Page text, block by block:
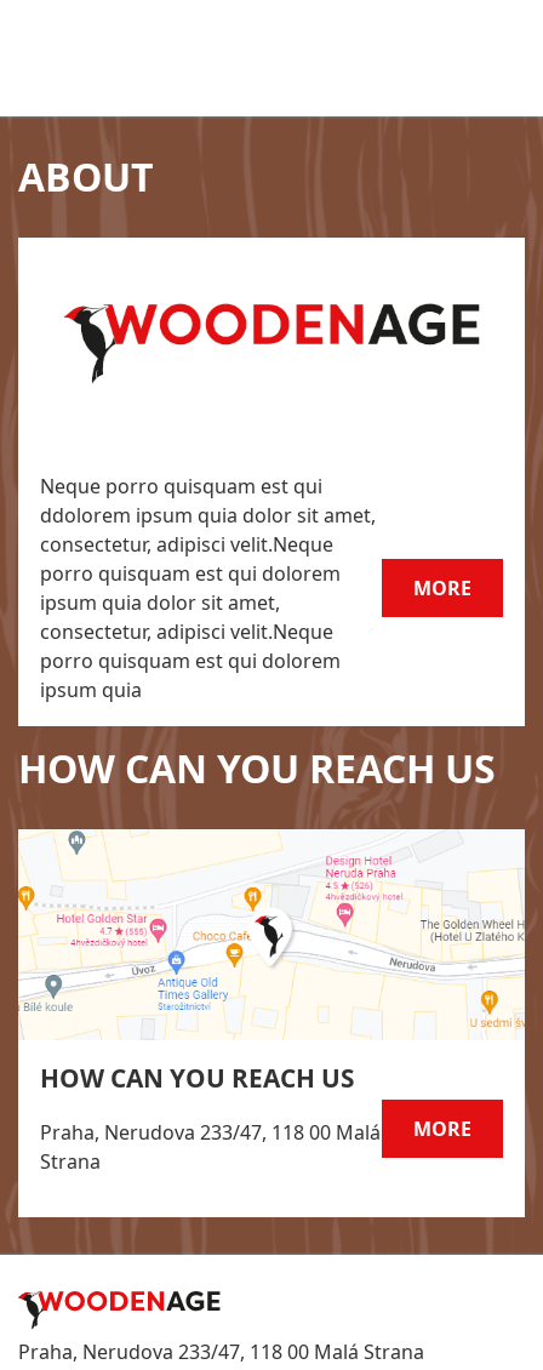
ABOUT
Neque porro quisquam est qui
ddolorem ipsum quia dolor sit amet,
consectetur, adipisci velit.Neque
porro quisquam est qui dolorem
ipsum quia dolor sit amet,
consectetur, adipisci velit.Neque
porro quisquam est qui dolorem
ipsum quia
MORE
HOW CAN YOU REACH US
HOW CAN YOU REACH US
Praha, Nerudova 233/47, 118 00 Malá
Strana
MORE
Praha, Nerudova 233/47, 118 00 Malá Strana